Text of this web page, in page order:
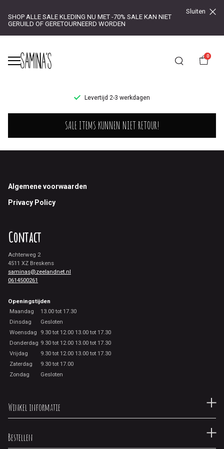
SHOP ALLE SALE KLEDING NU MET -70% SALE KAN NIET
GERUILD OF GERETOURNEERD WORDEN
Sluiten
0
Levertijd 2-3 werkdagen
Verhuur SALE ITEMS KUNNEN NIET RETOUR!
Footer
Algemene voorwaarden
Privacy Policy
Contact
Achterweg 2
4511 XZ Breskens
saminas@zeelandnet.nl
0614500261
Openingstijden
Maandag
13.00 tot 17.30
Dinsdag
Gesloten
Woensdag
9.30 tot 12.00 13.00 tot 17.30
Donderdag 9.30 tot 12.00 13.00 tot 17.30
Vrijdag
9.30 tot 12.00 13.00 tot 17.30
Zaterdag
9.30 tot 17.00
Zondag
Gesloten
Winkel informatie
Bestellen